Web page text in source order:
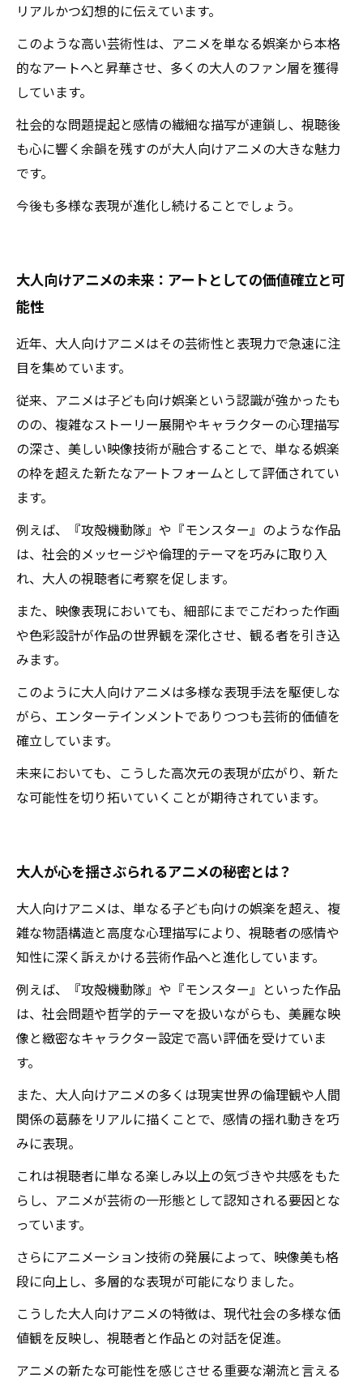
リアルかつ幻想的に伝えています。
このような高い芸術性は、アニメを単なる娯楽から本格
的なアートへと昇華させ、多くの大人のファン層を獲得
しています。
社会的な問題提起と感情の繊細な描写が連鎖し、視聴後
も心に響く余韻を残すのが大人向けアニメの大きな魅力
です。
今後も多様な表現が進化し続けることでしょう。
大人向けアニメの未来：アートとしての価値確立と可
能性
近年、大人向けアニメはその芸術性と表現力で急速に注
目を集めています。
従来、アニメは子ども向け娯楽という認識が強かったも
のの、複雑なストーリー展開やキャラクターの心理描写
の深さ、美しい映像技術が融合することで、単なる娯楽
の枠を超えた新たなアートフォームとして評価されてい
ます。
例えば、『攻殻機動隊』や『モンスター』のような作品
は、社会的メッセージや倫理的テーマを巧みに取り入
れ、大人の視聴者に考察を促します。
また、映像表現においても、細部にまでこだわった作画
や色彩設計が作品の世界観を深化させ、観る者を引き込
みます。
このように大人向けアニメは多様な表現手法を駆使しな
がら、エンターテインメントでありつつも芸術的価値を
確立しています。
未来においても、こうした高次元の表現が広がり、新た
な可能性を切り拓いていくことが期待されています。
大人が心を揺さぶられるアニメの秘密とは？
大人向けアニメは、単なる子ども向けの娯楽を超え、複
雑な物語構造と高度な心理描写により、視聴者の感情や
知性に深く訴えかける芸術作品へと進化しています。
例えば、『攻殻機動隊』や『モンスター』といった作品
は、社会問題や哲学的テーマを扱いながらも、美麗な映
像と緻密なキャラクター設定で高い評価を受けていま
す。
また、大人向けアニメの多くは現実世界の倫理観や人間
関係の葛藤をリアルに描くことで、感情の揺れ動きを巧
みに表現。
これは視聴者に単なる楽しみ以上の気づきや共感をもた
らし、アニメが芸術の一形態として認知される要因とな
っています。
さらにアニメーション技術の発展によって、映像美も格
段に向上し、多層的な表現が可能になりました。
こうした大人向けアニメの特徴は、現代社会の多様な価
値観を反映し、視聴者と作品との対話を促進。
アニメの新たな可能性を感じさせる重要な潮流と言える